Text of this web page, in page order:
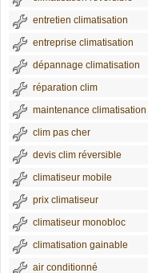
entretien climatisation
entreprise climatisation
dépannage climatisation
réparation clim
maintenance climatisation
clim pas cher
devis clim réversible
climatiseur mobile
prix climatiseur
climatiseur monobloc
climatisation gainable
air conditionné